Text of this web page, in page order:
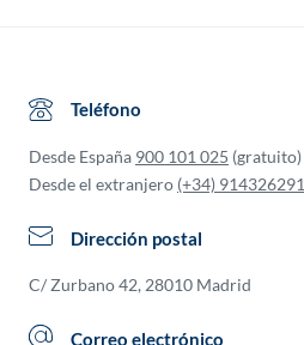
Teléfono
Desde España 900 101 025 (gratuito)
Desde el extranjero (+34) 914326291
Dirección postal
C/ Zurbano 42, 28010 Madrid
Correo electrónico